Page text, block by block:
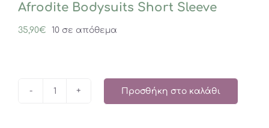
Afrodite Bodysuits Short Sleeve
35,90€ 10 σε απόθεμα
Προσθήκη στο καλάθι